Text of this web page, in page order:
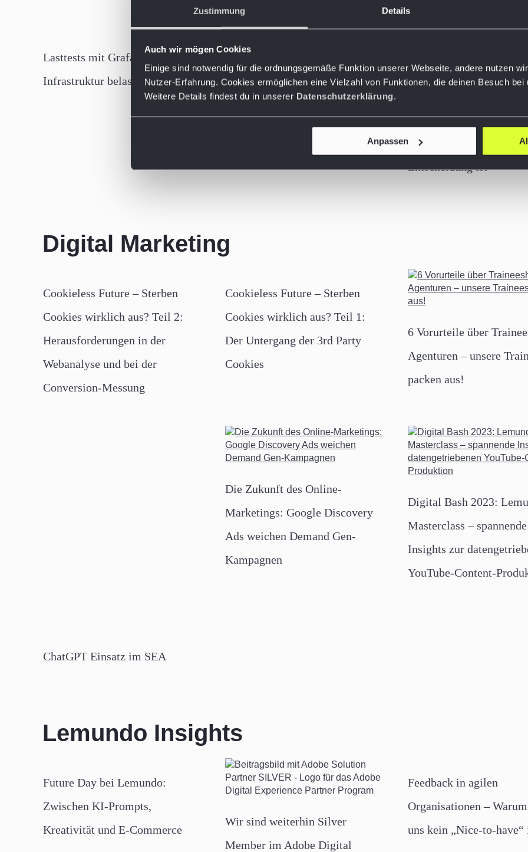
Zustimmung Details
Auch wir mögen Cookies
Einige sind notwendig für die ordnungsgemäße Funktion unserer Webseite, andere nutzen
Nutzer-Erfahrung. Cookies ermöglichen eine Vielzahl von Funktionen, die deinen Besuch
Weitere Details findest du in unserer Datenschutzerklärung.
Anpassen
Lasttests mit Grafana k6: Shop-
Infrastruktur belastbar absichern
Die 10 häufigsten Fehler bei der
Digitalisierung des Vertriebs im
B2B – und Tipps, wie Sie sie
Commerce: Warum
On-Prem eine
Entscheidung ist
Digital Marketing
Cookieless Future – Sterben
Cookies wirklich aus? Teil 2:
Herausforderungen in der
Webanalyse und bei der
Conversion-Messung
Cookieless Future – Sterben
Cookies wirklich aus? Teil 1:
Der Untergang der 3rd Party
Cookies
6 Vorurteile über
Agenturen – unsere
packen aus!
Die Zukunft des Online-
Marketings: Google Discovery
Ads weichen Demand Gen-
Kampagnen
Digital Bash 2023:
Masterclass – spannende
Insights zur
YouTube-Content-
ChatGPT Einsatz im SEA
Lemundo Insights
Future Day bei Lemundo:
Zwischen KI-Prompts,
Kreativität und E-Commerce
Wir sind weiterhin Silver
Member im Adobe Digital
Feedback in agilen
Organisationen –
uns kein „Nice-to-have“